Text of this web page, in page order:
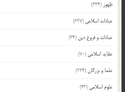
ظهور (334)
عبادات اسلامی (627)
عبادات و فروع دین (34)
عقاید اسلامی (70)
علما و بزرگان(224)
علوم اسلامی (43)